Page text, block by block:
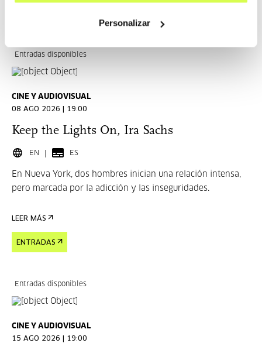
Personalizar
Entradas disponibles
CINE Y AUDIOVISUAL
08 AGO 2026 | 19:00
Keep the Lights On, Ira Sachs
EN ES
En Nueva York, dos hombres inician una relación intensa,
pero marcada por la adicción y las inseguridades.
LEER MÁS
ENTRADAS
Entradas disponibles
CINE Y AUDIOVISUAL
15 AGO 2026 | 19:00